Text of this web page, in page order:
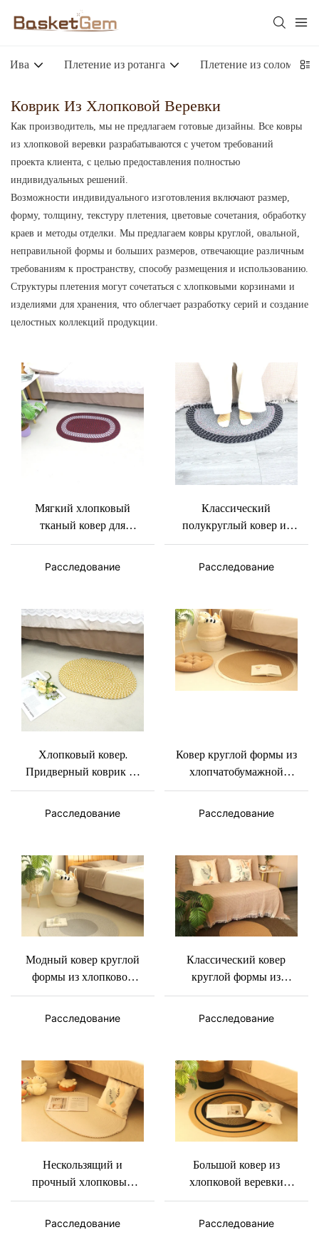
Ива Плетение из ротанга Плетение из соломы
Коврик Из Хлопковой Веревки
Как производитель, мы не предлагаем готовые дизайны. Все ковры
из хлопковой веревки разрабатываются с учетом требований
проекта клиента, с целью предоставления полностью
индивидуальных решений.
Возможности индивидуального изготовления включают размер,
форму, толщину, текстуру плетения, цветовые сочетания, обработку
краев и методы отделки. Мы предлагаем ковры круглой, овальной,
неправильной формы и больших размеров, отвечающие различным
требованиям к пространству, способу размещения и использованию.
Структуры плетения могут сочетаться с хлопковыми корзинами и
изделиями для хранения, что облегчает разработку серий и создание
целостных коллекций продукции.
Мягкий хлопковый
тканый ковер для
спальни, прикроватный,
с современным простым
геометрическим узором.
ковер.
Расследование
Классический
полукруглый ковер из
натурального хлопка
черного и серого цвета,
впитывающий пятна и
появлению пятен
Расследование
Хлопковый ковер.
Придверный коврик из
хлопка нестандартного
размера.
Минималистичный
прикроватный коврик из
хлопка для спальни.
Расследование
Ковер круглой формы из
хлопчатобумажной
веревки с бахромой и
различными размерами.
Расследование
Модный ковер круглой
формы из хлопковой
веревки разных
размеров и двух
сочетающихся цветов.
Расследование
Классический ковер
круглой формы из
хлопковой веревки с
диванными подушками
разных размеров.
Расследование
Нескользящий и
прочный хлопковый
коврик Basket Gem-
овальной формы с
простым стильным
Расследование
Большой ковер из
хлопковой веревки
круглой формы в
пасторальном и
классическом стиле двух
Расследование